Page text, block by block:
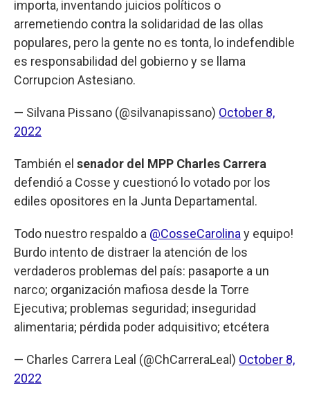
importa, inventando juicios políticos o
arremetiendo contra la solidaridad de las ollas
populares, pero la gente no es tonta, lo indefendible
es responsabilidad del gobierno y se llama
Corrupcion Astesiano.
— Silvana Pissano (@silvanapissano) October 8,
2022
También el senador del MPP Charles Carrera
defendió a Cosse y cuestionó lo votado por los
ediles opositores en la Junta Departamental.
Todo nuestro respaldo a @CosseCarolina y equipo!
Burdo intento de distraer la atención de los
verdaderos problemas del país: pasaporte a un
narco; organización mafiosa desde la Torre
Ejecutiva; problemas seguridad; inseguridad
alimentaria; pérdida poder adquisitivo; etcétera
— Charles Carrera Leal (@ChCarreraLeal) October 8,
2022